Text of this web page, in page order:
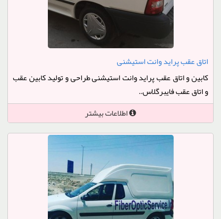
اتاق عقب پراید وانت استیشنی
کابین و اتاق عقب پراید وانت استیشنی طراحی و تولید کابین عقب
و اتاق عقب فایبرگلاس..
اطلاعات بیشتر